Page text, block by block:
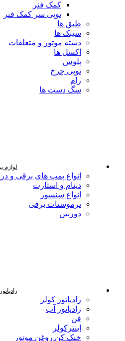
کمک فنر
توپی سر کمک فنر
طبق ها
سیبک ها
دسته موتور و متعلقات
اکسل ها
پلوس
توپی چرخ
رام
سگ دست ها
لوازم
انواع پمپ های برقی و
دینام و استارت
انواع سنسور
ترموستات برقی
دوربین
رادیاتور کولر
رادیاتور آب
فن
اینترکولر
خنک کن روغن موتور